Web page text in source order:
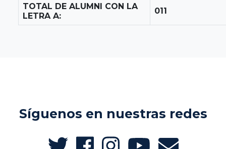
TOTAL DE ALUMNI CON LA
LETRA A:
011
Síguenos en nuestras redes